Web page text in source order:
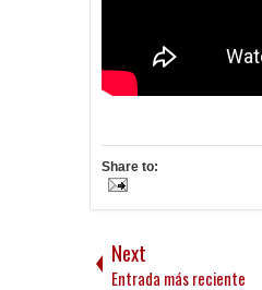
Share to:
Next
Entrada más reciente